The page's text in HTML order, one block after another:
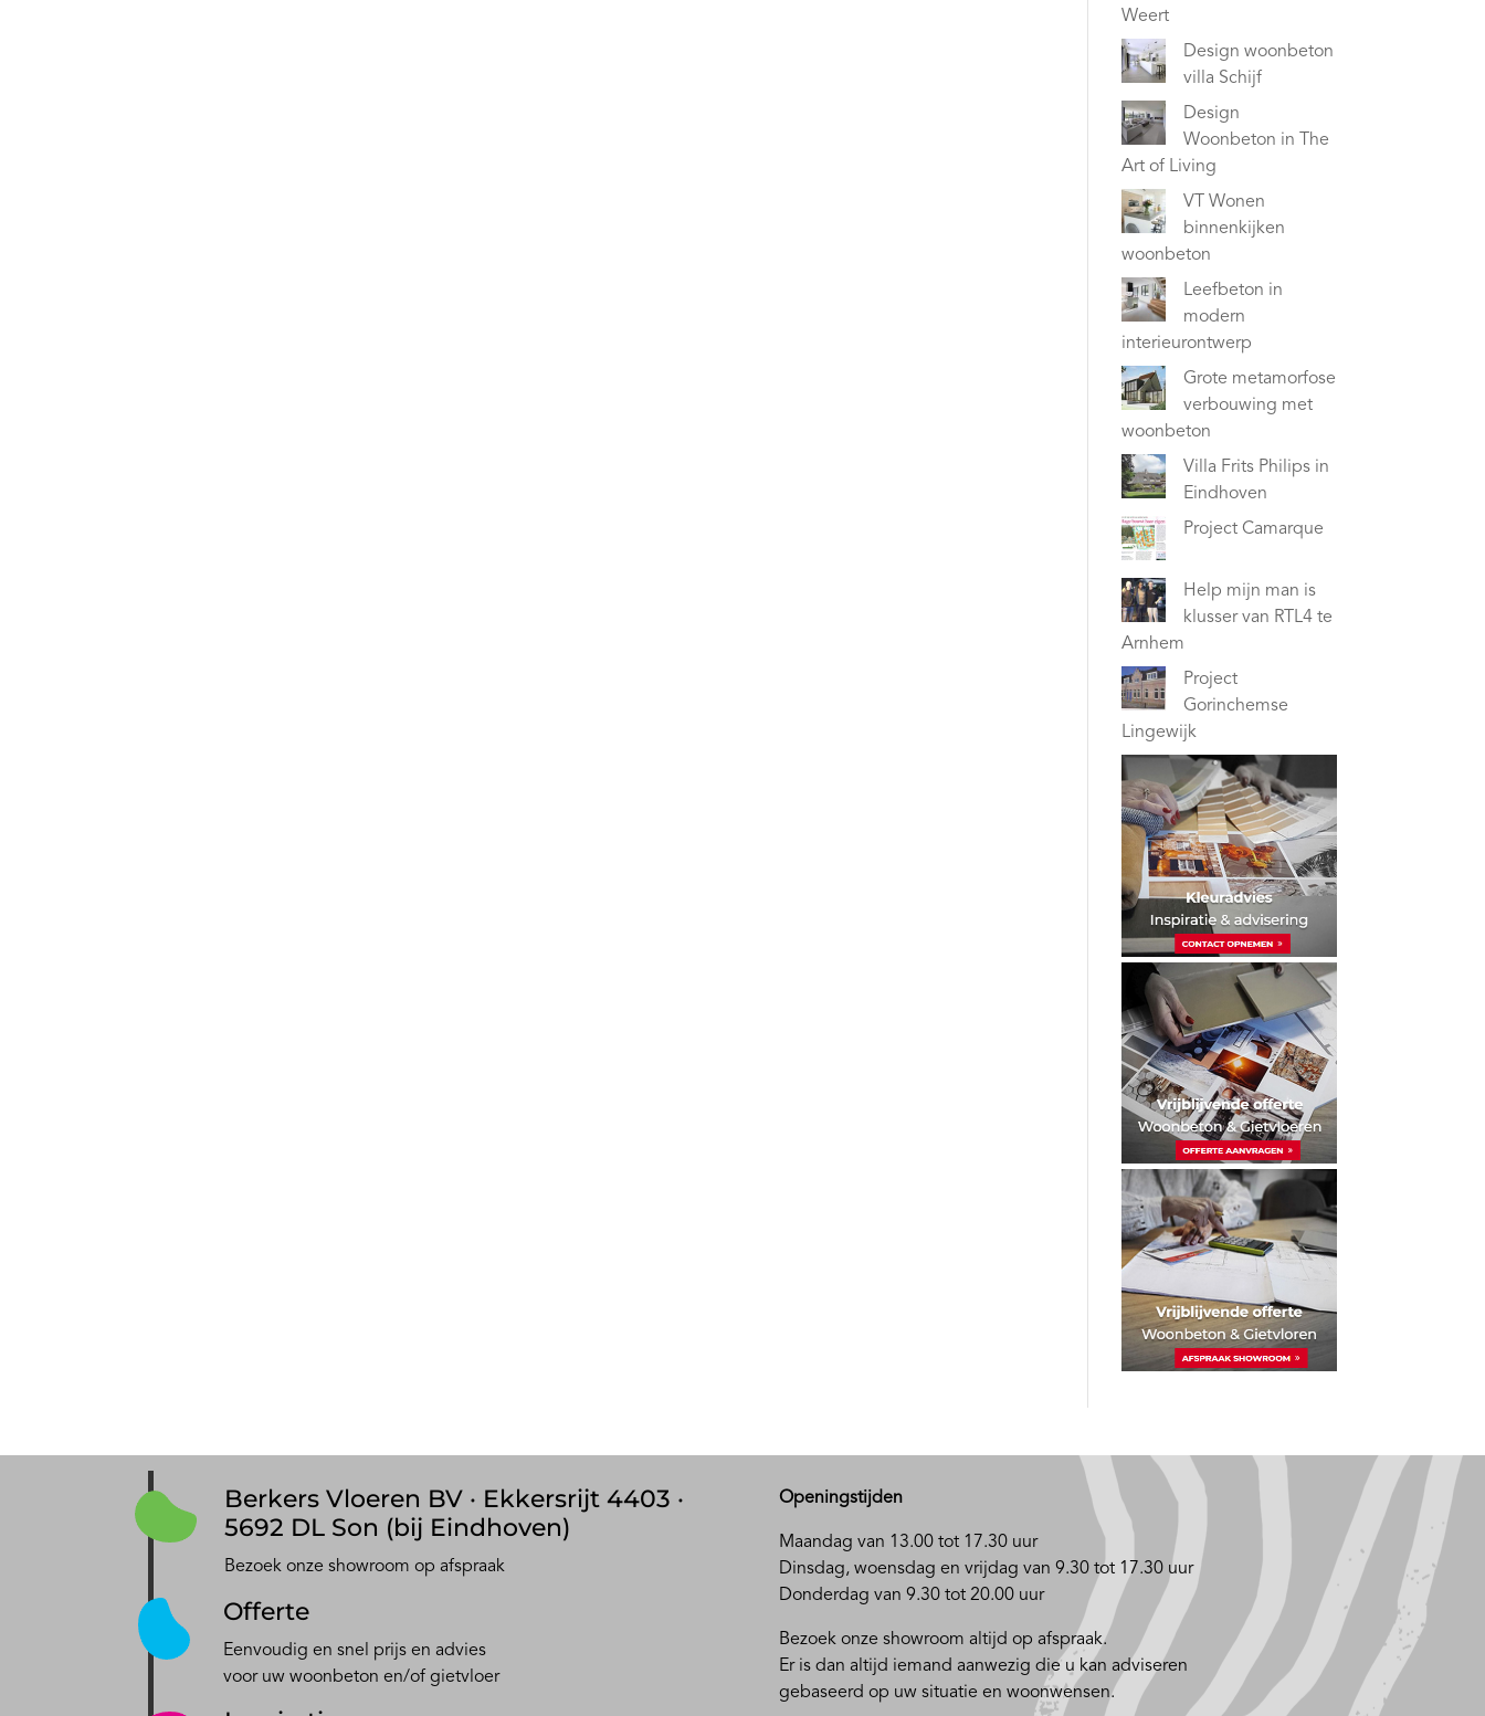
Weert
Design woonbeton
villa Schijf
Design
Woonbeton in The
Art of Living
VT Wonen
binnenkijken
woonbeton
Leefbeton in
modern
interieurontwerp
Grote metamorfose
verbouwing met
woonbeton
Villa Frits Philips in
Eindhoven
Project Camarque
Help mijn man is
klusser van RTL4 te
Arnhem
Project
Gorinchemse
Lingewijk
Berkers Vloeren BV · Ekkersrijt 4403 ·
5692 DL Son (bij Eindhoven)
Bezoek onze showroom op afspraak
Offerte
Eenvoudig en snel prijs en advies
voor uw woonbeton en/of gietvloer
Openingstijden
Maandag van 13.00 tot 17.30 uur
Dinsdag, woensdag en vrijdag van 9.30 tot 17.30 uur
Donderdag van 9.30 tot 20.00 uur
Bezoek onze showroom altijd op afspraak.
Er is dan altijd iemand aanwezig die u kan adviseren
gebaseerd op uw situatie en woonwensen.